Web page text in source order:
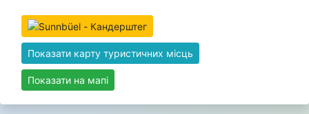
Показати карту туристичних місць
Показати на мапі